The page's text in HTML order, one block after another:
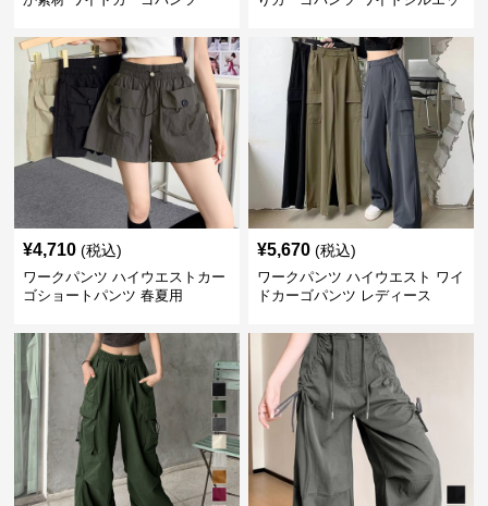
¥4,710 (税込)
ワークパンツ ハイウエストカー
ゴショートパンツ 春夏用
¥5,670 (税込)
ワークパンツ ハイウエスト ワイ
ドカーゴパンツ レディース